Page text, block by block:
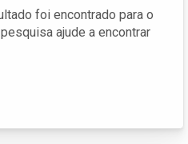
foi encontrado para o
ajude a encontrar